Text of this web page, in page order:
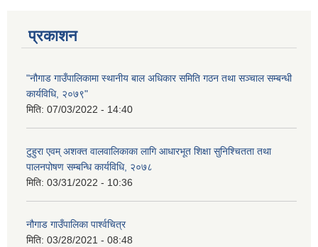
प्रकाशन
"नौगाड गाउँपालिकामा स्थानीय बाल अधिकार समिति गठन तथा सञ्चाल सम्बन्धी
कार्यविधि, २०७९"
मिति: 07/03/2022 - 14:40
टुहुरा एवम् अशक्त वालवालिकाका लागि आधारभूत शिक्षा सुनिश्चितता तथा
पालनपोषण सम्बन्धि कार्यविधि, २०७८
मिति: 03/31/2022 - 10:36
नौगाड गाउँपालिका पार्श्वचित्र
मिति: 03/28/2021 - 08:48